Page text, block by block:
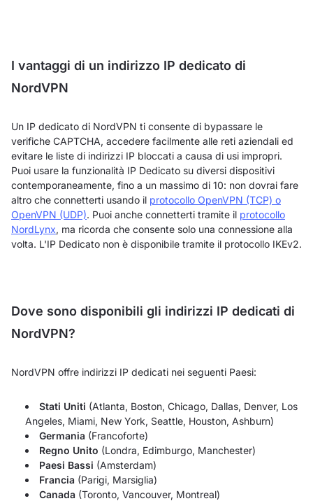
I vantaggi di un indirizzo IP dedicato di
NordVPN
Un IP dedicato di NordVPN ti consente di bypassare le
verifiche CAPTCHA, accedere facilmente alle reti aziendali ed
evitare le liste di indirizzi IP bloccati a causa di usi impropri.
Puoi usare la funzionalità IP Dedicato su diversi dispositivi
contemporaneamente, fino a un massimo di 10: non dovrai fare
altro che connetterti usando il protocollo OpenVPN (TCP) o
OpenVPN (UDP). Puoi anche connetterti tramite il protocollo
NordLynx, ma ricorda che consente solo una connessione alla
volta. L'IP Dedicato non è disponibile tramite il protocollo IKEv2.
Dove sono disponibili gli indirizzi IP dedicati di
NordVPN?
NordVPN offre indirizzi IP dedicati nei seguenti Paesi:
Stati Uniti (Atlanta, Boston, Chicago, Dallas, Denver, Los
Angeles, Miami, New York, Seattle, Houston, Ashburn)
Germania (Francoforte)
Regno Unito (Londra, Edimburgo, Manchester)
Paesi Bassi (Amsterdam)
Francia (Parigi, Marsiglia)
Canada (Toronto, Vancouver, Montreal)